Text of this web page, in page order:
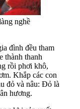
nghề
đình đều tham
thành thanh
rồi phơi khô,
Khắp các con
đỏ và nâu: Đỏ là
hương.